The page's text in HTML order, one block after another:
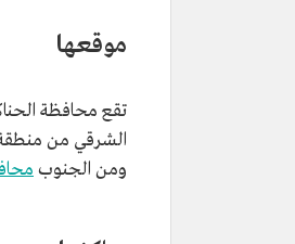
موقعها
تقع محافظة
الشرقي من منطقة
ومن الجنوب